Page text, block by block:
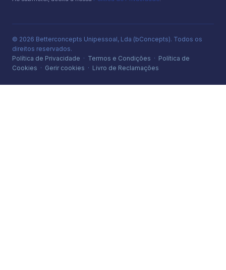
© 2026 Betterconcepts Unipessoal, Lda (bConcepts). Todos os
direitos reservados.
Política de Privacidade · Termos e Condições · Política de
Cookies · Gerir cookies · Livro de Reclamações